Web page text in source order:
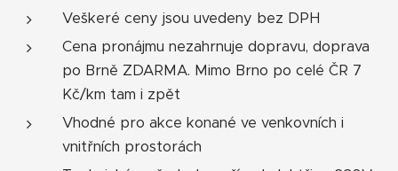
Veškeré ceny jsou uvedeny bez DPH
Cena pronájmu nezahrnuje dopravu, doprava
po Brně ZDARMA. Mimo Brno po celé ČR 7
Kč/km tam i zpět
Vhodné pro akce konané ve venkovních i
vnitřních prostorách